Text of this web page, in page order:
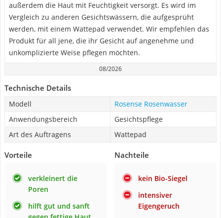
außerdem die Haut mit Feuchtigkeit versorgt. Es wird im
Vergleich zu anderen Gesichtswässern, die aufgesprüht
werden, mit einem Wattepad verwendet. Wir empfehlen das
Produkt für all jene, die ihr Gesicht auf angenehme und
unkomplizierte Weise pflegen möchten.
08/2026
Technische Details
Modell
Rosense Rosenwasser
Anwendungsbereich
Gesichtspflege
Art des Auftragens
Wattepad
Vorteile
verkleinert die
Poren
hilft gut und sanft
Nachteile
kein Bio-Siegel
intensiver
Eigengeruch